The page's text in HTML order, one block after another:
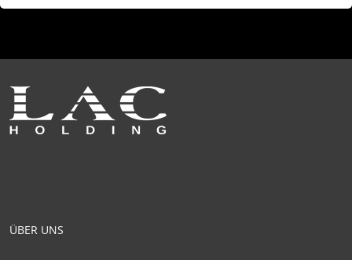
ÜBER UNS